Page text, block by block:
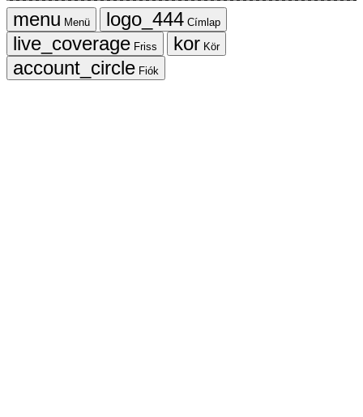
Menü
Címlap
Friss
Kör
Fiók